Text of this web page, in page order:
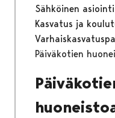
Sähköinen
Kasvatus ja
Päiväkotien